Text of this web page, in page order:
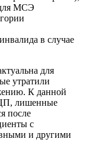
МСЭ
в случае
для
утратили
К данной
лишенные
после
с
и другими